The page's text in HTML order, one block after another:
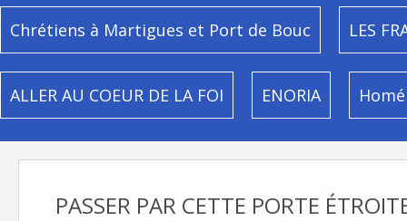
Chrétiens à Martigues et Port de Bouc LES
ALLER AU COEUR DE LA FOI ENORIA
PASSER PAR CETTE PORTE